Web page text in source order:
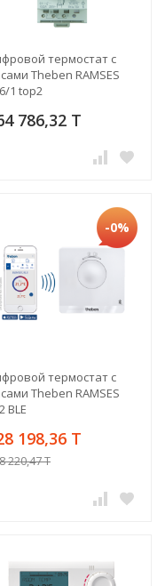
термостат с
Theben RAMSES
1 top2
786,32 T
-0%
термостат с
Theben RAMSES
BLE
198,36 T
220,47 T